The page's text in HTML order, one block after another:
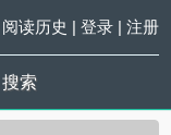
阅读历史 | 登录| 注册
搜索